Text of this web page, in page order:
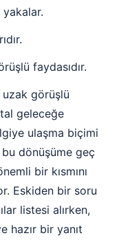
yakalar.
faydasıdır.
görüşlü
geleceğe
ulaşma biçimi
dönüşüme geç
bir kısmını
Eskiden bir soru
listesi alırken,
hazır bir yanıt